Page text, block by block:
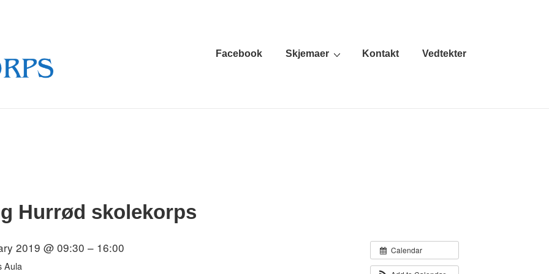
Facebook Skjemaer Kontakt Vedtekter
Hurrød skolekorps
Calendar
2019 @ 09:30 – 16:00
Aula